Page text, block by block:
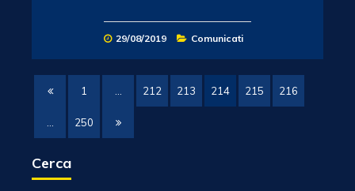
29/08/2019 Comunicati
1 212 213 214 215 216
250
Cerca